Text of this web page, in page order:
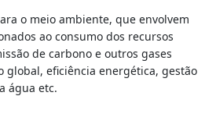
o meio ambiente, que envolvem
ao consumo dos recursos
de carbono e outros gases
global, eficiência energética, gestão
água etc.